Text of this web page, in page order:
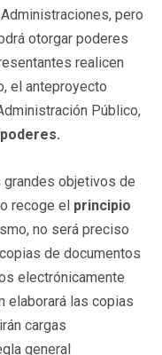
pero
otorgar poderes
realicen
el anteproyecto
Público,
grandes objetivos de
recoge el principio
no será preciso
de documentos
electrónicamente
elaborará las copias
cargas
general